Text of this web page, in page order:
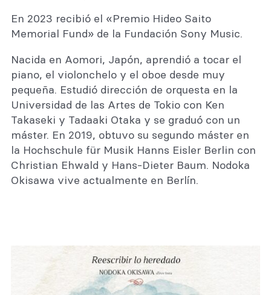
En 2023 recibió el «Premio Hideo Saito
Memorial Fund» de la Fundación Sony Music.
Nacida en Aomori, Japón, aprendió a tocar el
piano, el violonchelo y el oboe desde muy
pequeña. Estudió dirección de orquesta en la
Universidad de las Artes de Tokio con Ken
Takaseki y Tadaaki Otaka y se graduó con un
máster. En 2019, obtuvo su segundo máster en
la Hochschule für Musik Hanns Eisler Berlin con
Christian Ehwald y Hans-Dieter Baum. Nodoka
Okisawa vive actualmente en Berlín.